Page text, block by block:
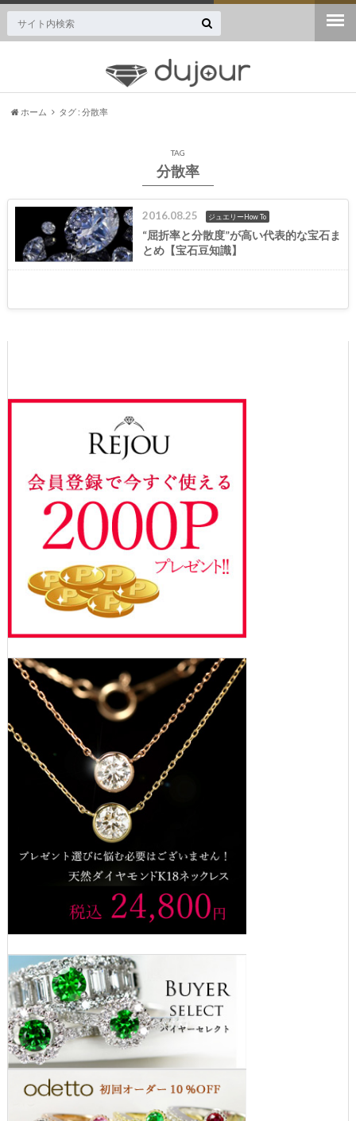
ホーム タグ : 分散率
TAG
分散率
2016.08.25 ジュエリーHow To
“屈折率と分散度”が高い代表的な宝石ま
とめ【宝石豆知識】